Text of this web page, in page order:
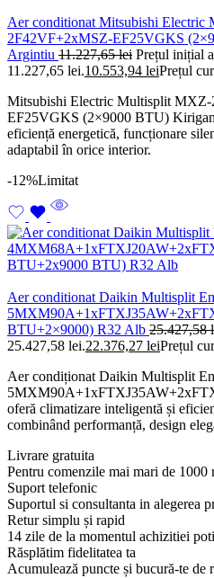
Aer conditionat Mitsubishi
2F42VF+2xMSZ-EF25VGKS
Argintiu 11.227,65lei Prețul inițial
11.227,65 lei.10.553,94 leiPrețul
Mitsubishi Electric Multisplit
EF25VGKS (2×9000 BTU)
eficiență energetică, funcționare
adaptabil în orice interior.
-12%Limitat
Aer conditionat Daikin Multisplit
BTU+2×9000) R32 Alb 25.427,58
25.427,58 lei.22.376,27 leiPrețul
Aer condiționat Daikin Multisplit
oferă climatizare inteligentă și
combinând performanță, design
Livrare gratuita
Pentru comenzile mai mari de 1000
Suport telefonic
Suportul si consultanta in alegerea
Retur simplu și rapid
14 zile de la momentul achizitiei
Răsplătim fidelitatea ta
Acumulează puncte și bucură-te de